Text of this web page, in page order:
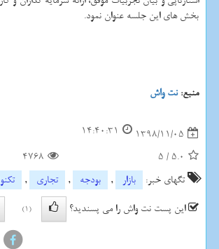
بخش های این جلسه عنوان نمود.
منبع:نت واش
1398/11/05
14:40:31
5.0
/
5
4768
تگهای خبر:
بازار , بودجه , تجاری ,
این پست نت واش را می پسندید؟
(1)